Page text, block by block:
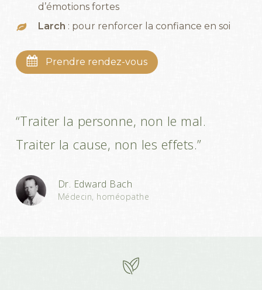
d’émotions fortes
Larch : pour renforcer la confiance en soi
Prendre rendez-vous
“Traiter la personne, non le mal.
Traiter la cause, non les effets.”
Dr. Edward Bach
Médecin, homéopathe